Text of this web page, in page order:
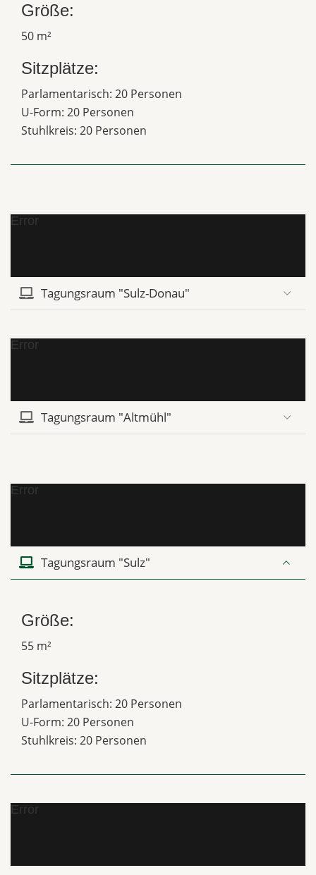
Größe:
50 m²
Sitzplätze:
Parlamentarisch: 20 Personen
U-Form: 20 Personen
Stuhlkreis: 20 Personen
Error
Tagungsraum "Sulz-Donau"
Error
Tagungsraum "Altmühl"
Error
Tagungsraum "Sulz"
Größe:
55 m²
Sitzplätze:
Parlamentarisch: 20 Personen
U-Form: 20 Personen
Stuhlkreis: 20 Personen
Error